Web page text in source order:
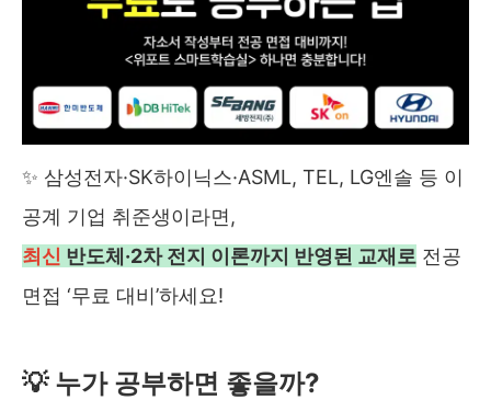
✨ 삼성전자·SK하이닉스·ASML, TEL, LG엔솔 등 이
공계 기업 취준생이라면,
최신 반도체·2차 전지 이론까지 반영된 교재로 전공
면접 ‘무료 대비’하세요!
💡 누가 공부하면 좋을까?